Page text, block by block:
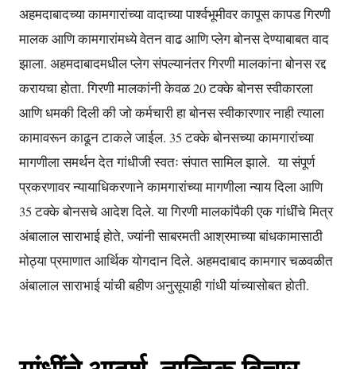
अहमदाबादच्या कामगारांच्या वादाच्या पार्श्वभूमीवर कापूस कापड गिरणी
मालक आणि कामगारांमध्ये वेतन वाढ आणि प्लेग बोनस देण्याबाबत वाद
झाला. अहमदाबादमधील प्लेग संपल्यानंतर गिरणी मालकांना बोनस रद्द
करायचा होता. गिरणी मालकांनी केवळ 20 टक्के बोनस स्वीकारला
आणि धमकी दिली की जो कर्मचारी हा बोनस स्वीकारणार नाही त्याला
कामावरून काढून टाकले जाईल. 35 टक्के बोनसच्या कामगारांच्या
मागणीला समर्थन देत गांधीजी स्वतः संपात सामिल झाले. या संपूर्ण
प्रकरणावर न्यायाधिकरणाने कामगारांच्या मागणीला न्याय दिला आणि
35 टक्के बोनसचे आदेश दिले. या गिरणी मालकांपैकी एक गांधींचे मित्र
अंबालाल साराभाई होते, ज्यांनी साबरमती आश्रमाच्या बांधकामासाठी
मोठ्या प्रमाणात आर्थिक योगदान दिले. अहमदाबाद कामगार चळवळीत
अंबालाल साराभाई यांची बहीण अनुसूयाही गांधी यांच्यासोबत होती.